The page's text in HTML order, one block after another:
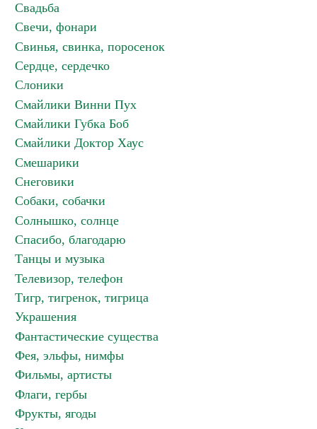
Свадьба
Свечи, фонари
Свинья, свинка, поросенок
Сердце, сердечко
Слоники
Смайлики Винни Пух
Смайлики Губка Боб
Смайлики Доктор Хаус
Смешарики
Снеговики
Собаки, собачки
Солнышко, солнце
Спасибо, благодарю
Танцы и музыка
Телевизор, телефон
Тигр, тигренок, тигрица
Украшения
Фантастические существа
Фея, эльфы, нимфы
Фильмы, артисты
Флаги, гербы
Фрукты, ягоды